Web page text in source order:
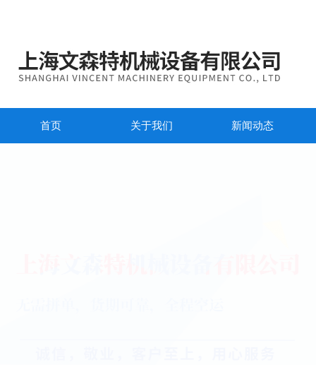
首页 关于我们 新闻动态